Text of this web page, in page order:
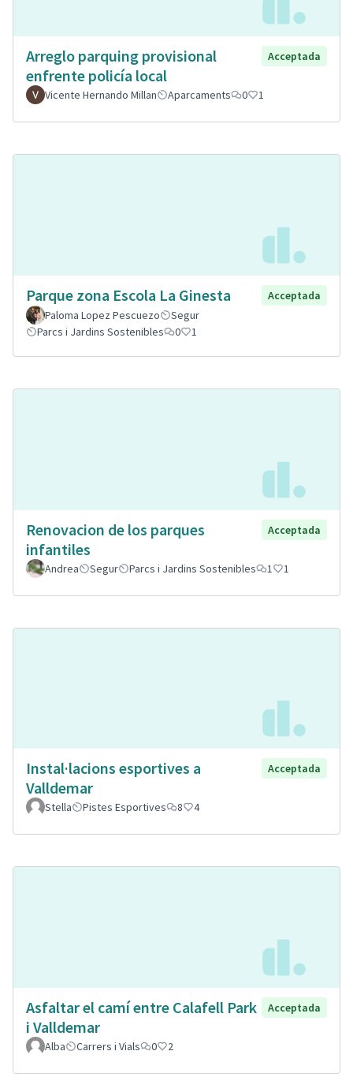
Arreglo parquing provisional
enfrente policía local
Acceptada
Vicente Hernando Millan Aparcaments 0 1
Parque zona Escola La Ginesta
Acceptada
Paloma Lopez Pescuezo
Segur
Parcs i Jardins Sostenibles
0 1
Renovacion de los parques
infantiles
Acceptada
Andrea Segur Parcs i Jardins Sostenibles 1 1
Instal·lacions esportives a
Valldemar
Acceptada
Stella Pistes Esportives 8 4
Asfaltar el camí entre Calafell Park
i Valldemar
Acceptada
Alba Carrers i Vials 0 2